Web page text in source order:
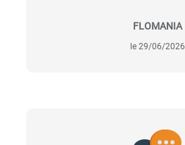
FLOMANIA
le 29/06/2026